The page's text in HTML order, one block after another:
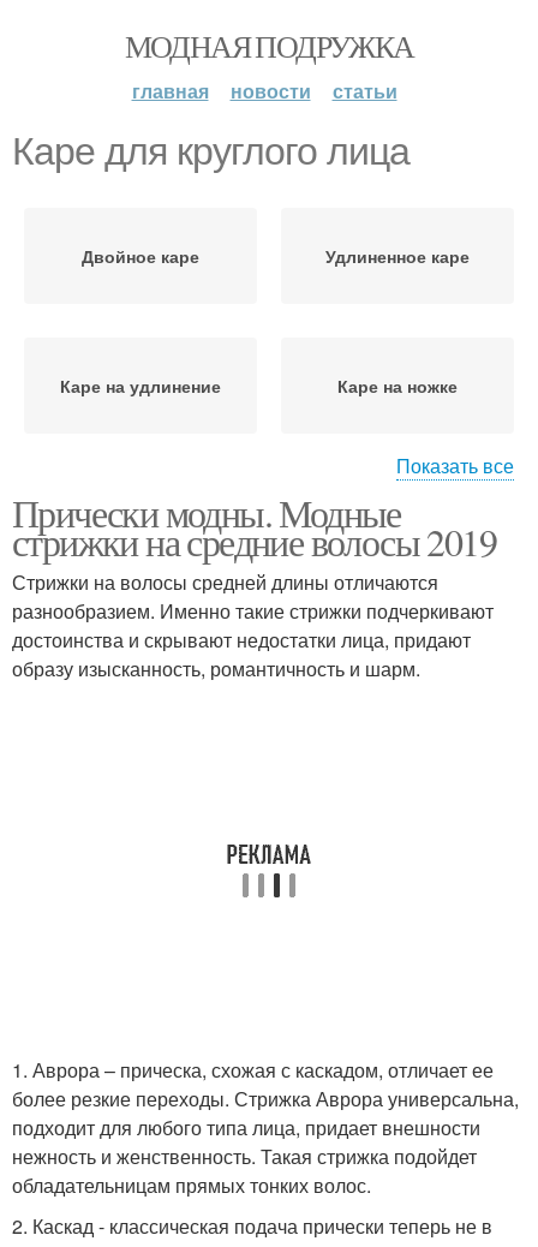
МОДНАЯ ПОДРУЖКА
главная новости статьи
Каре для круглого лица
Двойное каре Удлиненное каре
Каре на удлинение Каре на ножке
Каре с челкой Асимметричное каре
Челка для круглого
лица
Челки для круглого
лица
Показать все
Прически модны. Модные
стрижки на средние волосы 2019
Стрижки на волосы средней длины отличаются
разнообразием. Именно такие стрижки подчеркивают
достоинства и скрывают недостатки лица, придают
образу изысканность, романтичность и шарм.
1. Аврора – прическа, схожая с каскадом, отличает ее
более резкие переходы. Стрижка Аврора универсальна,
подходит для любого типа лица, придает внешности
нежность и женственность. Такая стрижка подойдет
обладательницам прямых тонких волос.
2. Каскад - классическая подача прически теперь не в